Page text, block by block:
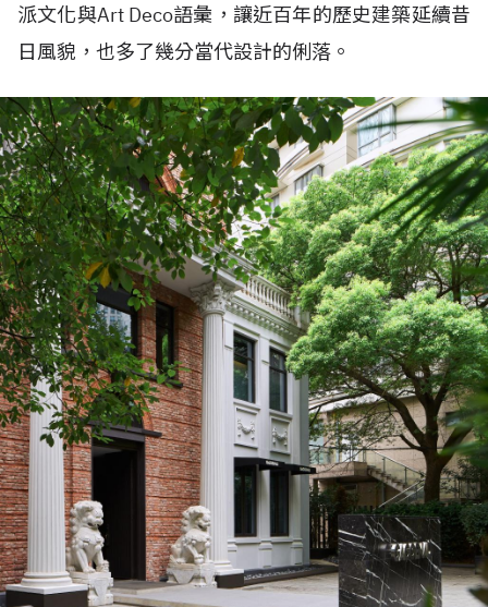
派文化與Art Deco語彙，讓近百年的歷史建築延續昔
日風貌，也多了幾分當代設計的俐落。